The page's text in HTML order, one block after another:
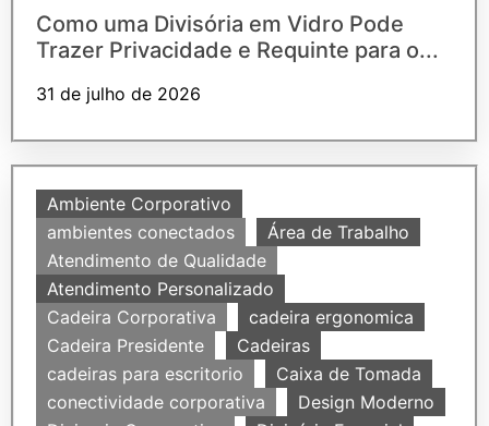
Como uma Divisória em Vidro Pode
Trazer Privacidade e Requinte para o...
31 de julho de 2026
Ambiente Corporativo
ambientes conectados
Área de Trabalho
Atendimento de Qualidade
Atendimento Personalizado
Cadeira Corporativa
cadeira ergonomica
Cadeira Presidente
Cadeiras
cadeiras para escritorio
Caixa de Tomada
conectividade corporativa
Design Moderno